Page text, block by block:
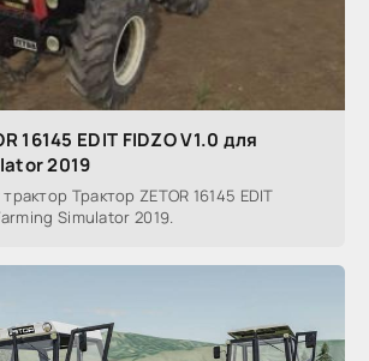
16145 EDIT FIDZO V1.0 для
2019
Трактор ZETOR 16145 EDIT
Simulator 2019.